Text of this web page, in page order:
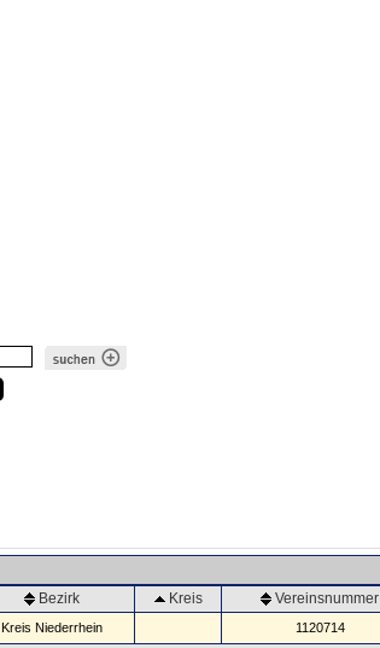
Bezirk Kreis Vereinsnummer
Kreis Niederrhein 1120714